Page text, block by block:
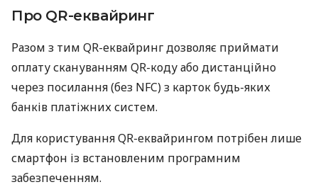
Про QR-еквайринг
Разом з тим QR-еквайринг дозволяє приймати
оплату скануванням QR-коду або дистанційно
через посилання (без NFC) з карток будь-яких
банків платіжних систем.
Для користування QR-еквайрингом потрібен лише
смартфон із встановленим програмним
забезпеченням.